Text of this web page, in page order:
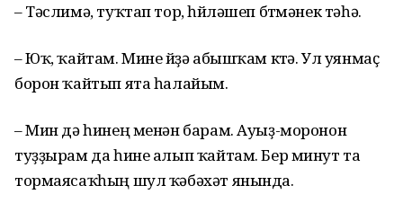
– Тәслимә, туҡтап тор, һөйләшеп бөтмәнек тәһә.
– Юҡ, ҡайтам. Мине өйҙә абышҡам көтә. Ул уянмаҫ
борон ҡайтып ята һалайым.
– Мин дә һинең менән барам. Ауыҙ-моронон
туҙҙырам да һине алып ҡайтам. Бер минут та
тормаясаҡһың шул ҡәбәхәт янында.